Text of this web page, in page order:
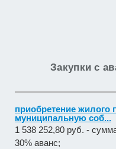
Закупки с
приобретение
муниципальную соб...
1 538 252,80 руб. -
30% аванс;